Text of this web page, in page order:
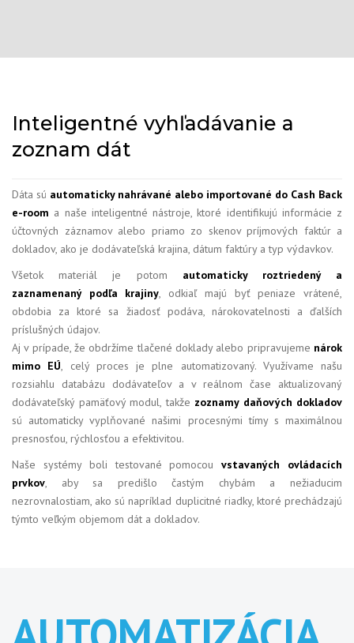
Inteligentné vyhľadávanie a
zoznam dát
Dáta sú automaticky nahrávané alebo importované do Cash Back
e-room a naše inteligentné nástroje, ktoré identifikujú informácie z
účtovných záznamov alebo priamo zo skenov príjmových faktúr a
dokladov, ako je dodávateľská krajina, dátum faktúry a typ výdavkov.
Všetok materiál je potom automaticky roztriedený a
zaznamenaný podľa krajiny, odkiaľ majú byť peniaze vrátené,
obdobia za ktoré sa žiadosť podáva, nárokovatelnosti a ďalších
príslušných údajov.
Aj v prípade, že obdržíme tlačené doklady alebo pripravujeme nárok
mimo EÚ, celý proces je plne automatizovaný. Využívame našu
rozsiahlu databázu dodávateľov a v reálnom čase aktualizovaný
dodávateľský pamäťový modul, takže zoznamy daňových dokladov
sú automaticky vyplňované našimi procesnými tímy s maximálnou
presnosťou, rýchlosťou a efektivitou.
Naše systémy boli testované pomocouvstavaných ovládacích
prvkov, aby sa predišlo častým chybám a nežiaducim
nezrovnalostiam, ako sú napríklad duplicitné riadky, ktoré prechádzajú
týmto veľkým objemom dát a dokladov.